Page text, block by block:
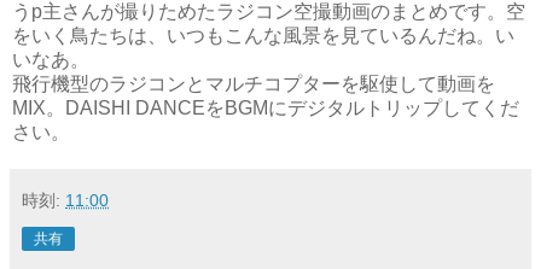
うp主さんが撮りためたラジコン空撮動画のまとめです。空
をいく鳥たちは、いつもこんな風景を見ているんだね。い
いなあ。
飛行機型のラジコンとマルチコプターを駆使して動画を
MIX。DAISHI DANCEをBGMにデジタルトリップしてくだ
さい。
時刻: 11:00
共有